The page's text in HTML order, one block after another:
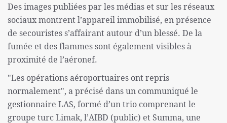
Des images publiées par les médias et sur les réseaux
sociaux montrent l’appareil immobilisé, en présence
de secouristes s’affairant autour d’un blessé. De la
fumée et des flammes sont également visibles à
proximité de l’aéronef.
"Les opérations aéroportuaires ont repris
normalement", a précisé dans un communiqué le
gestionnaire LAS, formé d’un trio comprenant le
groupe turc Limak, l’AIBD (public) et Summa, une